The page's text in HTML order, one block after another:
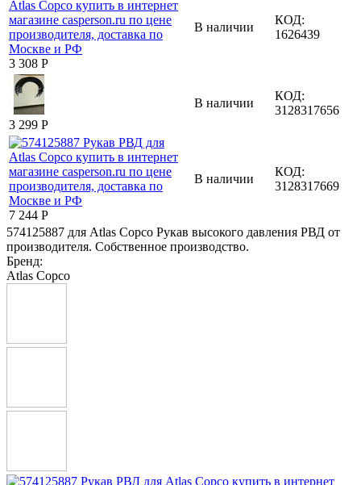
3 308 Р
В наличии
КОД:
1626439
3 299 Р
В наличии
КОД:
3128317656
7 244 Р
В наличии
КОД:
3128317669
574125887 для Atlas Copco Рукав высокого давления РВД от
производителя. Собственное производство.
Бренд:
Atlas Copco